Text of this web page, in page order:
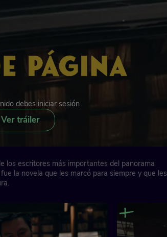
debes iniciar sesión
Ver tráiler
los escritores más importantes del panorama
la novela que les marcó para siempre y que les